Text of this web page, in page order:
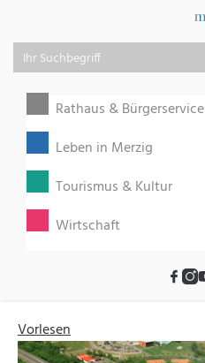
Rathaus & Bürgerservice
Leben in Merzig
Tourismus & Kultur
Wirtschaft
Vorlesen